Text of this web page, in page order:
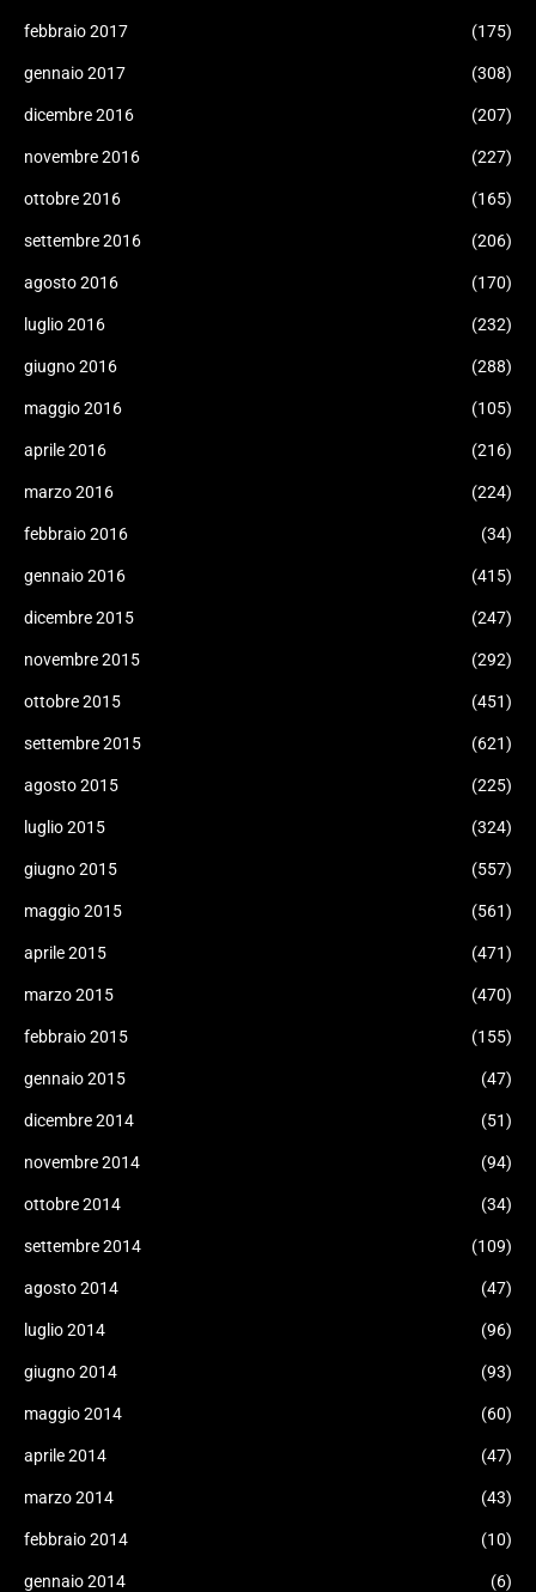
febbraio 2017 (175)
gennaio 2017 (308)
dicembre 2016 (207)
novembre 2016 (227)
ottobre 2016 (165)
settembre 2016 (206)
agosto 2016 (170)
luglio 2016 (232)
giugno 2016 (288)
maggio 2016 (105)
aprile 2016 (216)
marzo 2016 (224)
febbraio 2016 (34)
gennaio 2016 (415)
dicembre 2015 (247)
novembre 2015 (292)
ottobre 2015 (451)
settembre 2015 (621)
agosto 2015 (225)
luglio 2015 (324)
giugno 2015 (557)
maggio 2015 (561)
aprile 2015 (471)
marzo 2015 (470)
febbraio 2015 (155)
gennaio 2015 (47)
dicembre 2014 (51)
novembre 2014 (94)
ottobre 2014 (34)
settembre 2014 (109)
agosto 2014 (47)
luglio 2014 (96)
giugno 2014 (93)
maggio 2014 (60)
aprile 2014 (47)
marzo 2014 (43)
febbraio 2014 (10)
gennaio 2014 (6)